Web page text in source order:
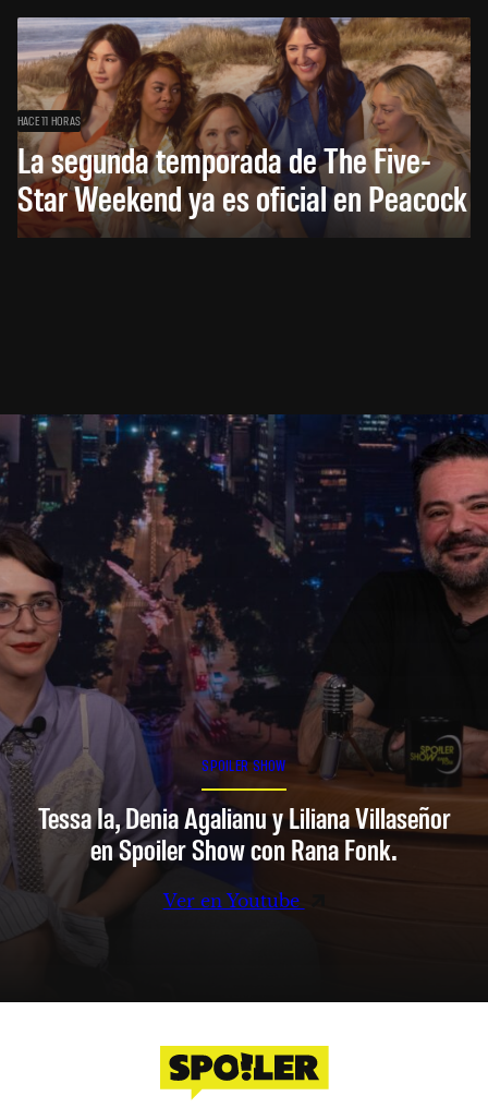
HACE 11 HORAS
La segunda temporada de The Five-
Star Weekend ya es oficial en Peacock
SPOILER SHOW
Tessa Ia, Denia Agalianu y Liliana Villaseñor
en Spoiler Show con Rana Fonk.
Ver en Youtube